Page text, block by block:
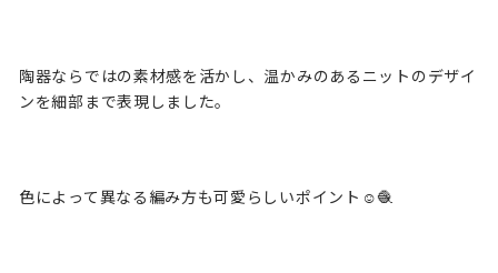
陶器ならではの素材感を活かし、温かみのあるニットのデザイ
ンを細部まで表現しました。
色によって異なる編み方も可愛らしいポイント☺️🧶